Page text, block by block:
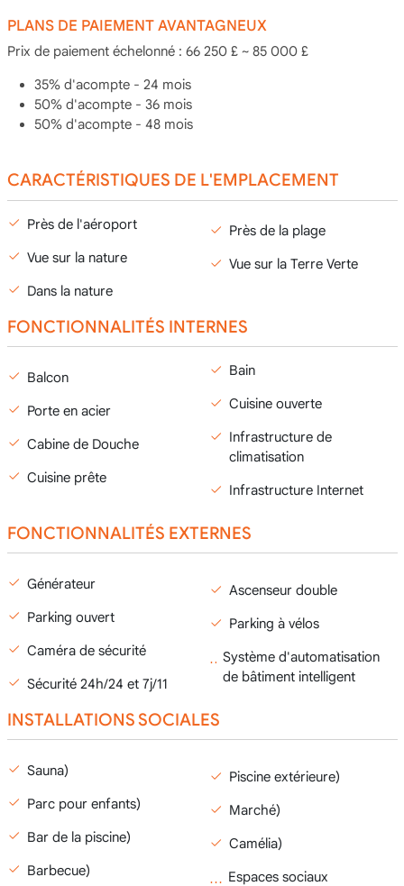
PLANS DE PAIEMENT AVANTAGNEUX
Prix de paiement échelonné : 66 250 £ ~ 85 000 £
35% d'acompte - 24 mois
50% d'acompte - 36 mois
50% d'acompte - 48 mois
CARACTÉRISTIQUES DE L'EMPLACEMENT
Près de l'aéroport
Vue sur la nature
Dans la nature
Près de la plage
Vue sur la Terre Verte
FONCTIONNALITÉS INTERNES
Balcon
Porte en acier
Cabine de Douche
Cuisine prête
Bain
Cuisine ouverte
Infrastructure de
climatisation
Infrastructure Internet
FONCTIONNALITÉS EXTERNES
Générateur
Parking ouvert
Caméra de sécurité
Sécurité 24h/24 et 7j/11
Ascenseur double
Parking à vélos
Système d'automatisation
de bâtiment intelligent
INSTALLATIONS SOCIALES
Sauna)
Parc pour enfants)
Bar de la piscine)
Barbecue)
Piscine extérieure)
Marché)
Camélia)
Espaces sociaux